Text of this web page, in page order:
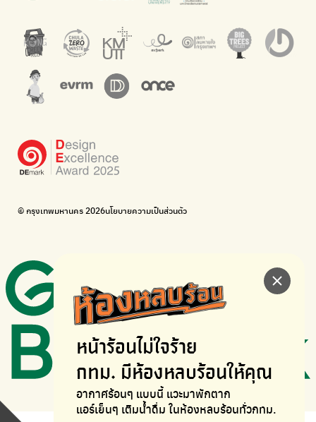
หน้าร้อนไม่ใจร้าย
กทม. มีห้องหลบร้อนให้คุณ
อากาศร้อนๆ แบบนี้ แวะมาพักตาก
แอร์เย็นๆ เติมน้ำดื่ม ในห้องหลบร้อนทั่วกทม.
The Sustainment
การบริหารองค์กรเพื่อสังคมและสิ่งแวดล้อม
WonWon
รวมร้านซ่อมใกล้บ้านคุณ
Bike for Everyone
BUCA
ภาคีจักรยานเมือง กรุงเทพฯ
มือวิเศษกรุงเทพ
บริจาคขยะไปอัพไซเคิลเป็นชุดพนักงานกวาดถนน
WonWon
รวมร้านซ่อมใกล้บ้านคุณ
© กรุงเทพมหานคร 2026นโยบายความเป็นส่วนตัว